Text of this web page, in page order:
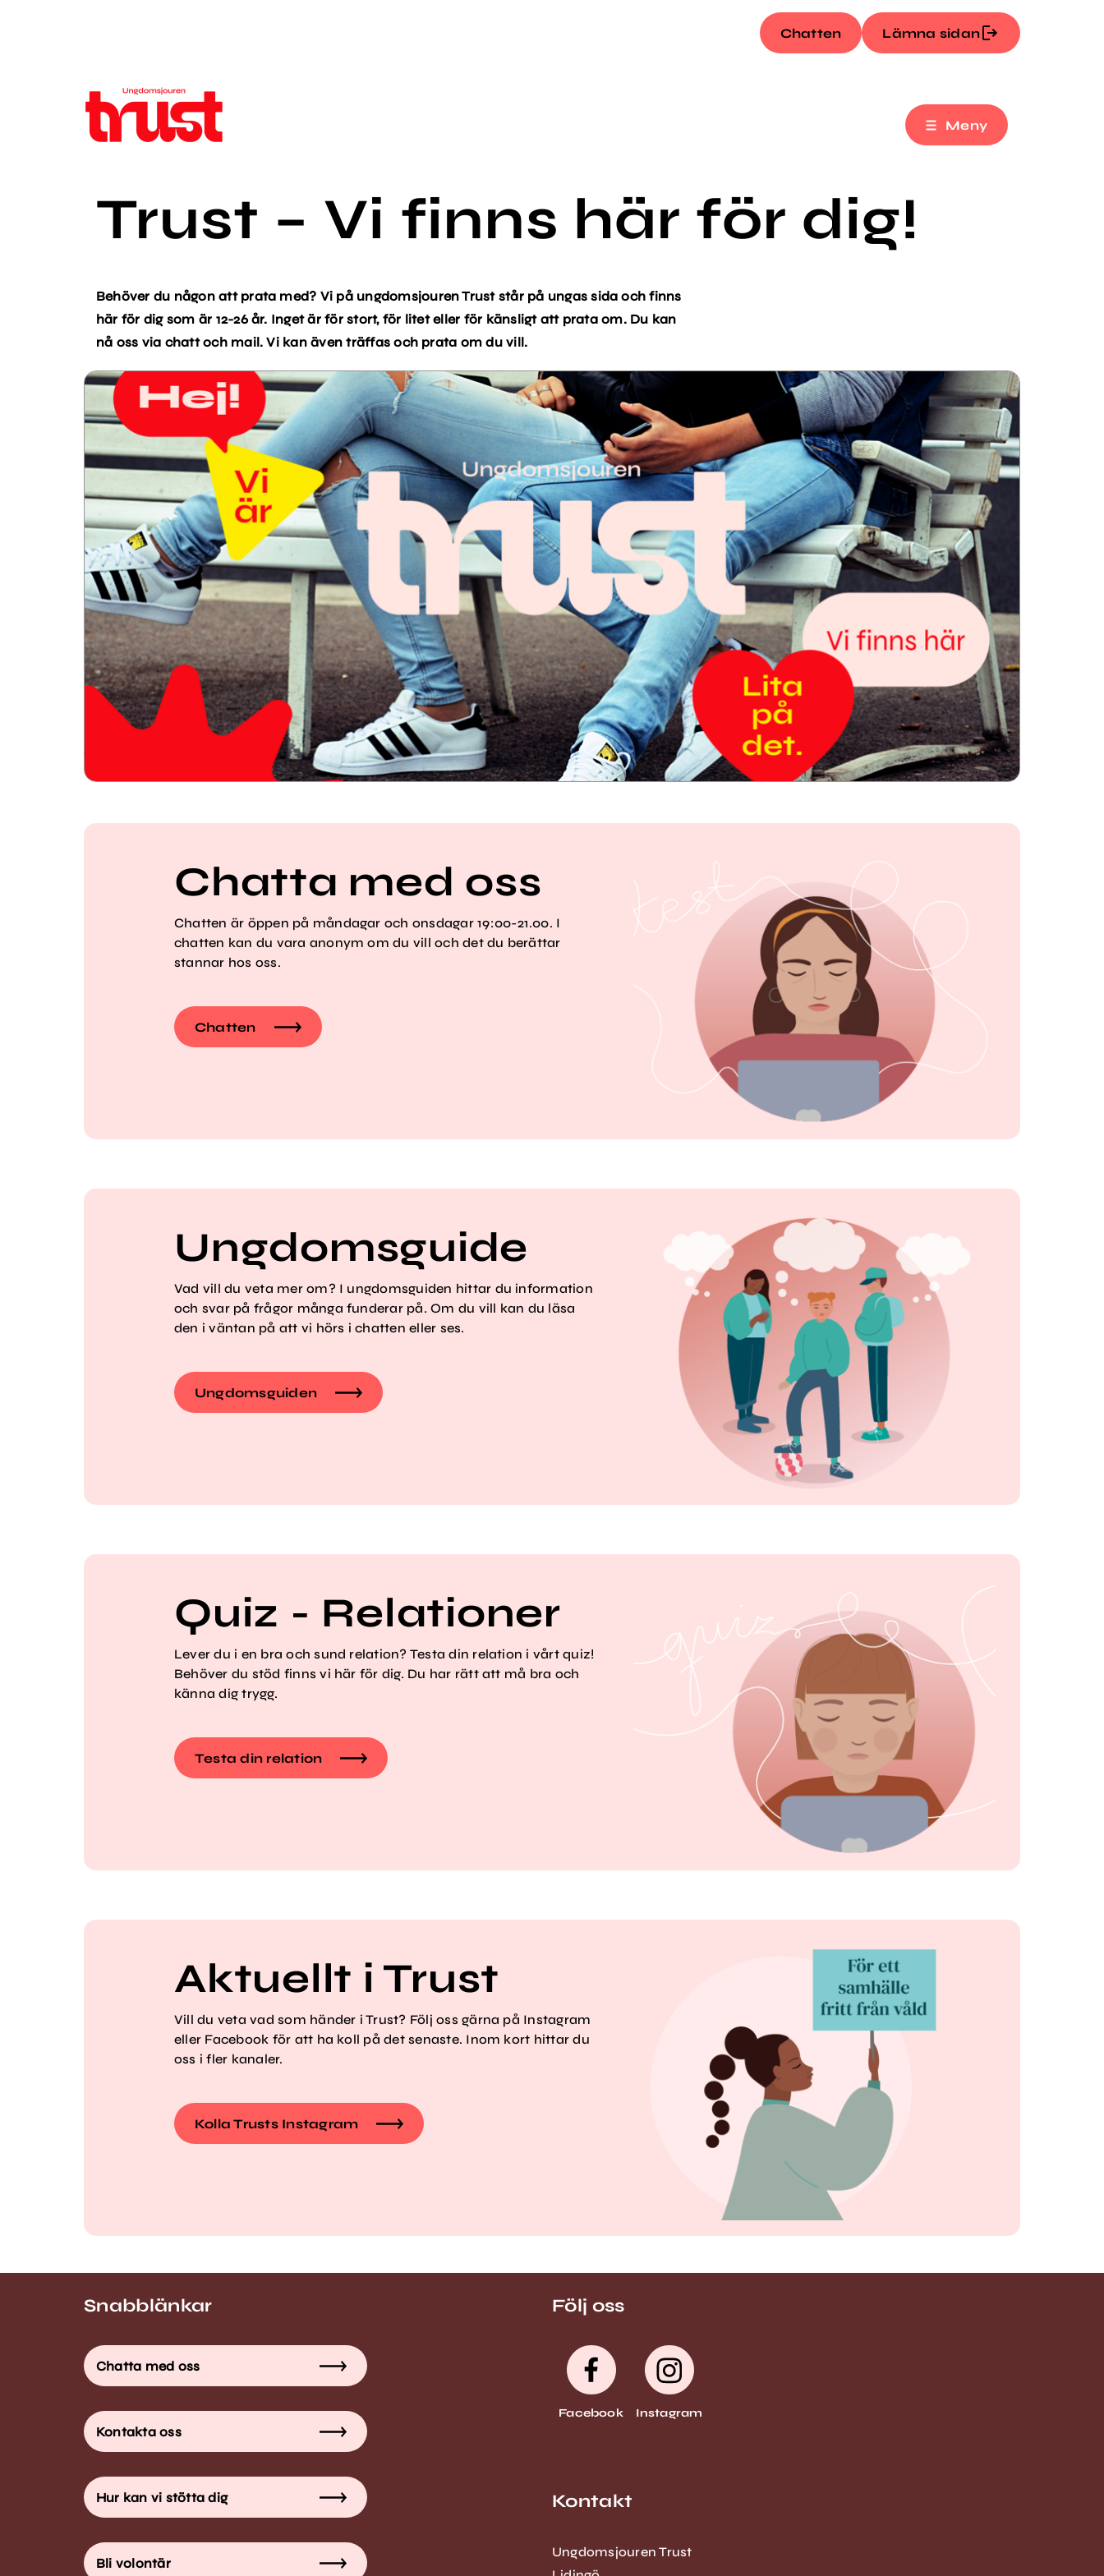
Chatten Lämna sidan
Meny
Trust – Vi finns här för dig!
Behöver du någon att prata med? Vi på ungdomsjouren Trust står på ungas sida och finns
här för dig som är 12-26 år. Inget är för stort, för litet eller för känsligt att prata om. Du kan
nå oss via chatt och mail. Vi kan även träffas och prata om du vill.
Chatta med oss
Chatten är öppen på måndagar och onsdagar 19:00-21.00. I
chatten kan du vara anonym om du vill och det du berättar
stannar hos oss.
Chatten
Ungdomsguide
Vad vill du veta mer om? I ungdomsguiden hittar du information
och svar på frågor många funderar på. Om du vill kan du läsa
den i väntan på att vi hörs i chatten eller ses.
Ungdomsguiden
Quiz - Relationer
Lever du i en bra och sund relation? Testa din relation i vårt quiz!
Behöver du stöd finns vi här för dig. Du har rätt att må bra och
känna dig trygg.
Testa din relation
Aktuellt i Trust
Vill du veta vad som händer i Trust? Följ oss gärna på Instagram
eller Facebook för att ha koll på det senaste. Inom kort hittar du
oss i fler kanaler.
Kolla Trusts Instagram
Snabblänkar
Chatta med oss
Kontakta oss
Hur kan vi stötta dig
Bli volontär
Följ oss
Facebook Instagram
Kontakt
Ungdomsjouren Trust